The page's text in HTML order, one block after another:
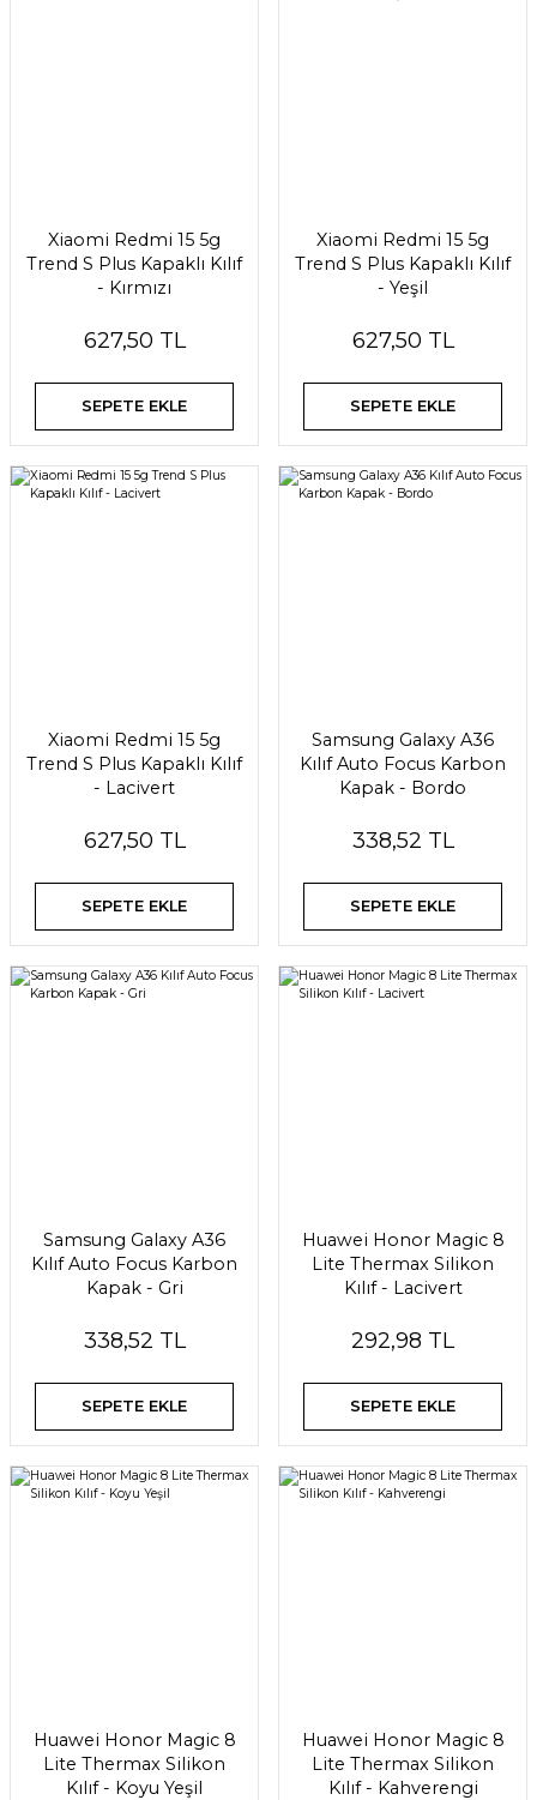
Xiaomi Redmi 15 5g
Trend S Plus Kapaklı Kılıf
- Kırmızı
627,50 TL
SEPETE EKLE
Xiaomi Redmi 15 5g
Trend S Plus Kapaklı Kılıf
- Yeşil
627,50 TL
SEPETE EKLE
Xiaomi Redmi 15 5g
Trend S Plus Kapaklı Kılıf
- Lacivert
627,50 TL
SEPETE EKLE
Samsung Galaxy A36
Kılıf Auto Focus Karbon
Kapak - Bordo
338,52 TL
SEPETE EKLE
Samsung Galaxy A36
Kılıf Auto Focus Karbon
Kapak - Gri
338,52 TL
SEPETE EKLE
Huawei Honor Magic 8
Lite Thermax Silikon
Kılıf - Lacivert
292,98 TL
SEPETE EKLE
Huawei Honor Magic 8
Lite Thermax Silikon
Kılıf - Koyu Yeşil
Huawei Honor Magic 8
Lite Thermax Silikon
Kılıf - Kahverengi